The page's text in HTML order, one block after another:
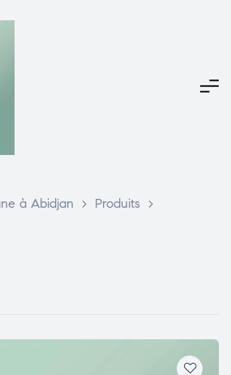
à Abidjan > Produits
>